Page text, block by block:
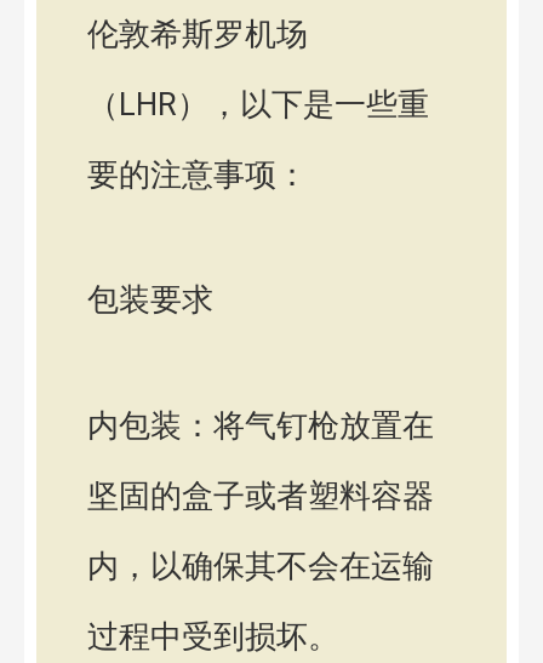
伦敦希斯罗机场
（LHR），以下是一些重
要的注意事项：
包装要求
内包装：将气钉枪放置在
坚固的盒子或者塑料容器
内，以确保其不会在运输
过程中受到损坏。